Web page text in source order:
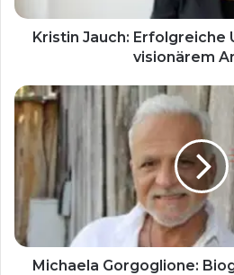
Kristin Jauch:
visionärem
Michaela Gorgoglione: